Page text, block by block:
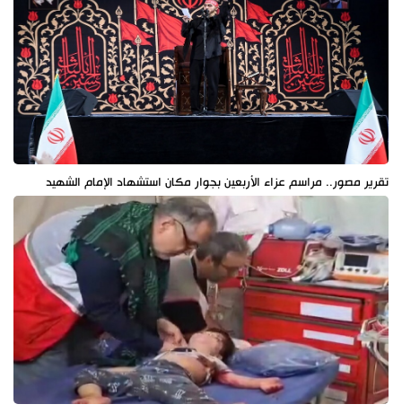
تقرير مصور.. مراسم عزاء الأربعين بجوار مكان استشهاد الإمام الشهيد